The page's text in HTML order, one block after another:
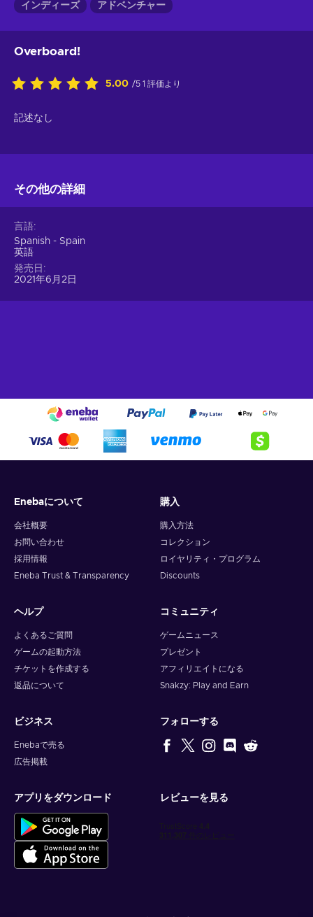
インディーズ アドベンチャー
Overboard!
5.00 /5 1 評価より
記述なし
その他の詳細
言語
Spanish - Spain
英語
発売日
2021年6月2日
Enebaについて
会社概要
お問い合わせ
採用情報
Eneba Trust & Transparency
購入
購入方法
コレクション
ロイヤリティ・プログラム
Discounts
ヘルプ
よくあるご質問
ゲームの起動方法
チケットを作成する
返品について
コミュニティ
ゲームニュース
プレゼント
アフィリエイトになる
Snakzy: Play and Earn
ビジネス
Enebaで売る
広告掲載
フォローする
アプリをダウンロード レビューを見る